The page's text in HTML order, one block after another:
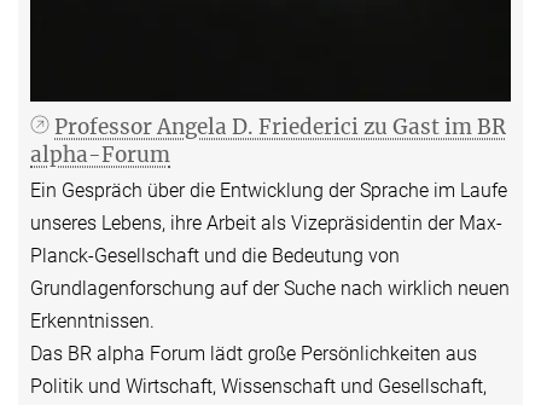
Professor Angela D. Friederici zu Gast im BR
alpha-Forum
Ein Gespräch über die Entwicklung der Sprache im Laufe
unseres Lebens, ihre Arbeit als Vizepräsidentin der Max-
Planck-Gesellschaft und die Bedeutung von
Grundlagenforschung auf der Suche nach wirklich neuen
Erkenntnissen.
Das BR alpha Forum lädt große Persönlichkeiten aus
Politik und Wirtschaft, Wissenschaft und Gesellschaft,